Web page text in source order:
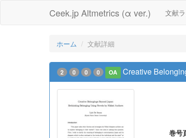
Ceek.jp Altmetrics (α ver.) 文献
ホーム 文献詳細
2 0 0 0 OA Creative
巻号